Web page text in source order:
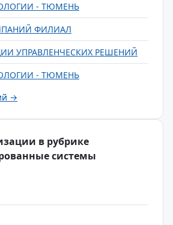
- ТЮМЕНЬ
ФИЛИАЛ
УПРАВЛЕНЧЕСКИХ РЕШЕНИЙ
- ТЮМЕНЬ
→
в рубрике
системы